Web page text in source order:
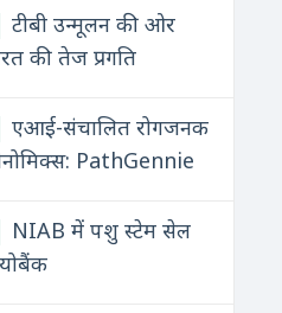
टीबी उन्मूलन की ओर
की तेज प्रगति
एआई-संचालित रोगजनक
PathGennie
NIAB में पशु स्टेम सेल